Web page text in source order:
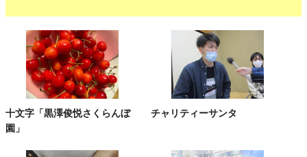
十文字「黒澤俊悦さくらんぼ
園」
チャリティーサンタ